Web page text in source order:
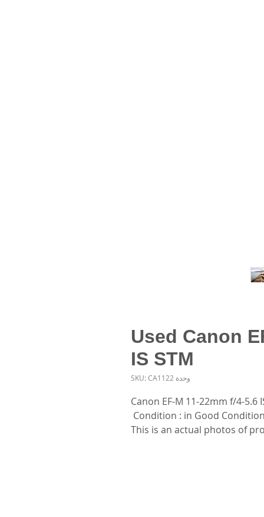
Used Canon
IS STM
وحدة SKU: CA1122
Canon EF-M 11-22mm f/4-5.6
Condition : in Good